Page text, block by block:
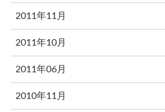
2011年11月
2011年10月
2011年06月
2010年11月